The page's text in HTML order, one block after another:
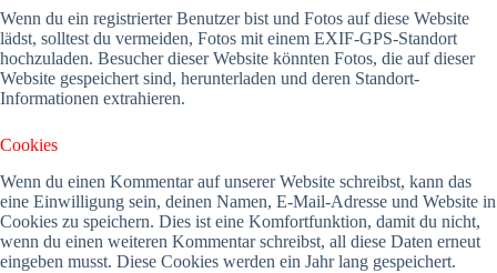
Wenn du ein registrierter Benutzer bist und Fotos auf diese Website
lädst, solltest du vermeiden, Fotos mit einem EXIF-GPS-Standort
hochzuladen. Besucher dieser Website könnten Fotos, die auf dieser
Website gespeichert sind, herunterladen und deren Standort-
Informationen extrahieren.
Cookies
Wenn du einen Kommentar auf unserer Website schreibst, kann das
eine Einwilligung sein, deinen Namen, E-Mail-Adresse und Website in
Cookies zu speichern. Dies ist eine Komfortfunktion, damit du nicht,
wenn du einen weiteren Kommentar schreibst, all diese Daten erneut
eingeben musst. Diese Cookies werden ein Jahr lang gespeichert.